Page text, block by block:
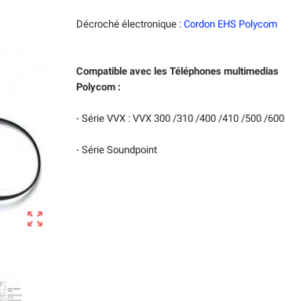

Décroché électronique : Cordon EHS Polycom
Compatible avec les Téléphones multimedias
Polycom :
- Série VVX : VVX 300 /310 /400 /410 /500 /600
- Série Soundpoint